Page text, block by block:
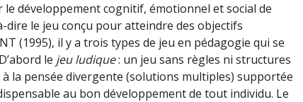
le développement cognitif, émotionnel et social de
dire le jeu conçu pour atteindre des objectifs
(1995), il y a trois types de jeu en pédagogie qui se
le jeu ludique: un jeu sans règles ni structures
la pensée divergente (solutions multiples) supportée
au bon développement de tout individu. Le